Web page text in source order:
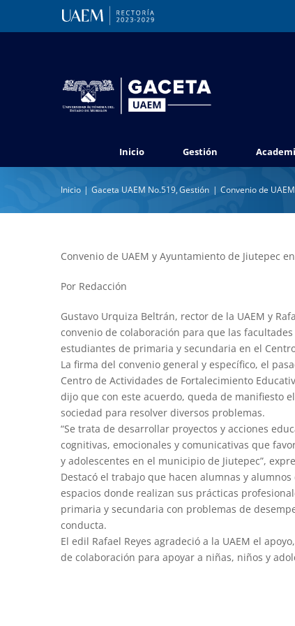
Inicio Gestión
Inicio Gaceta UAEM No.519 Gestión Convenio de
Convenio de UAEM y Ayuntamiento de Jiutepec
Por Redacción
Gustavo Urquiza Beltrán, rector de la UAEM y
convenio de colaboración para que las
estudiantes de primaria y secundaria en el
La firma del convenio general y específico, el
Centro de Actividades de Fortalecimiento
dijo que con este acuerdo, queda de manifiesto
sociedad para resolver diversos problemas.
“Se trata de desarrollar proyectos y acciones
cognitivas, emocionales y comunicativas que
y adolescentes en el municipio de Jiutepec”,
Destacó el trabajo que hacen alumnas y
espacios donde realizan sus prácticas
primaria y secundaria con problemas de
conducta.
El edil Rafael Reyes agradeció a la UAEM el
de colaboración para apoyar a niñas, niños y